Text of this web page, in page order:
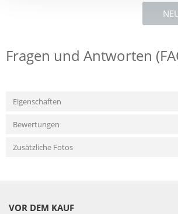
Fragen und Antworten
Eigenschaften
Bewertungen
Zusätzliche Fotos
VOR DEM KAUF